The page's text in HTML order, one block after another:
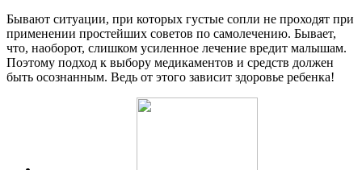
Бывают ситуации, при которых густые сопли не проходят при
применении простейших советов по самолечению. Бывает,
что, наоборот, слишком усиленное лечение вредит малышам.
Поэтому подход к выбору медикаментов и средств должен
быть осознанным. Ведь от этого зависит здоровье ребенка!